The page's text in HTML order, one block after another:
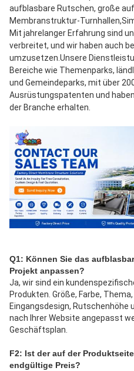
aufblasbare Rutschen, große
Membranstruktur-
Mit jahrelanger Erfahrung sind
verbreitet, und wir haben auch
umzusetzen.Unsere
Bereiche wie Themenparks,
und Gemeindeparks, mit über
Ausrüstungspatenten und
der Branche erhalten.
Q1: Können Sie das
Projekt anpassen?
Ja, wir sind ein
Produkten. Größe, Farbe,
Eingangsdesign, Rutschenhöhe
nach Ihrer Website angepasst
Geschäftsplan.
F2: Ist der auf der
endgültige Preis?